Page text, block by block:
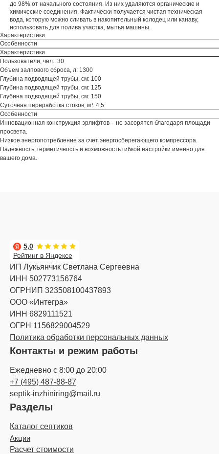
до 98% от начального состояния. Из них удаляются органические и
химические соединения. Фактически получается чистая техническая
вода, которую можно сливать в накопительный колодец или канаву,
использовать для полива участка, мытья машины.
Характеристики
Особенности
Характеристики
Пользователи, чел.: 30
Объем залпового сброса, л: 1300
Глубина подводящей трубы, см: 100
Глубина подводящей трубы, см: 125
Глубина подводящей трубы, см: 150
Суточная переработка стоков, м³: 4,5
Особенности
Инновационная конструкция эрлифтов – не засорятся благодаря площади
просвета.
Низкое энергопотребление за счет энергосберегающего компрессора.
Надежность, герметичность и возможность гибкой настройки именно для
вашего дома.
Рейтинг в Яндексе
5,0
ИП Лукьянчик Светлана Сергеевна
ИНН 502773156764
ОГРНИП 323508100437893
ООО «Интегра»
ИНН 6829111521
ОГРН 1156829004529
Политика обработки персональных данных
Контакты и режим работы
Ежедневно с 8:00 до 20:00
+7 (495) 487-88-87
septik-inzhiniring@mail.ru
Разделы
Каталог септиков
Акции
Расчет стоимости